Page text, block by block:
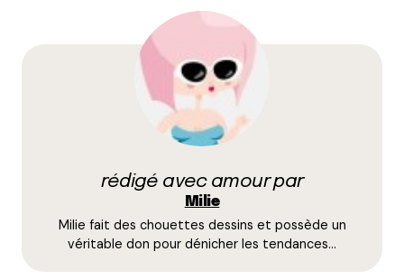
Votre adresse e-mail ne sera pas publiée.
champs obligatoires sont indiqués avec
E-mail*
Prévenez-moi de tous les nouveaux commentaires
rédigé avec amour par
Milie
Milie fait des chouettes dessins et possède un
véritable don pour dénicher les tendances…